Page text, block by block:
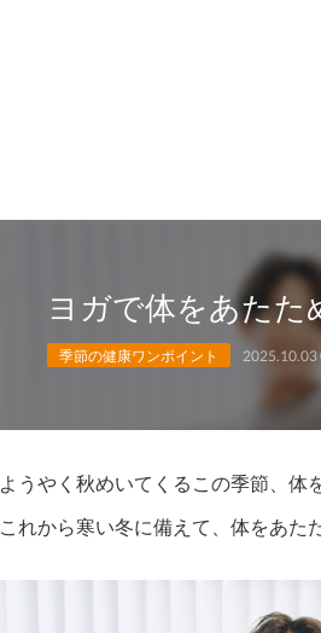
ヨガで体をあたた
季節の健康ワンポイント 2025.10.03
ようやく秋めいてくるこの季節、体
これから寒い冬に備えて、体をあた